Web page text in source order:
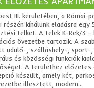
III. kerületében, a Római-
részén kínálunk eladásra egy
telket. A telek K-Rek/3 –
övezetbe tartozik. A
üdülő-, szálláshely-, sport-,
és közösségi funkciók
A területhez előzetes
készült, amely két,
illesztett, modern...